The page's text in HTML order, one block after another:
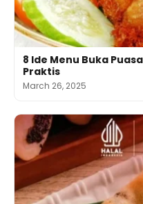
8 Ide Menu Buka
Praktis
March 26, 2025